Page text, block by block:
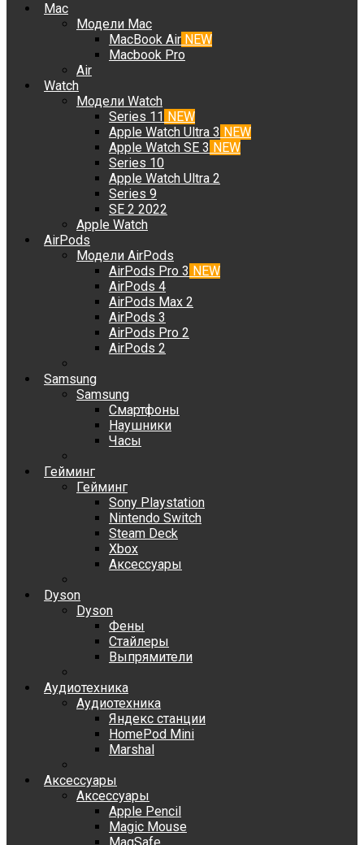
Mac
Модели Mac
MacBook Air NEW
Macbook Pro
Air
Watch
Модели Watch
Series 11 NEW
Apple Watch Ultra 3 NEW
Apple Watch SE 3 NEW
Series 10
Apple Watch Ultra 2
Series 9
SE 2 2022
Apple Watch
AirPods
Модели AirPods
AirPods Pro 3 NEW
AirPods 4
AirPods Max 2
AirPods 3
AirPods Pro 2
AirPods 2
Samsung
Samsung
Смартфоны
Наушники
Часы
Гейминг
Гейминг
Sony Playstation
Nintendo Switch
Steam Deck
Xbox
Аксессуары
Dyson
Dyson
Фены
Стайлеры
Выпрямители
Аудиотехника
Аудиотехника
Яндекс станции
HomePod Mini
Marshal
Аксессуары
Аксессуары
Apple Pencil
Magic Mouse